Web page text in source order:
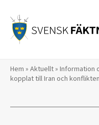
innehåll
Hem » Aktuellt» Information
kopplat till Iran och